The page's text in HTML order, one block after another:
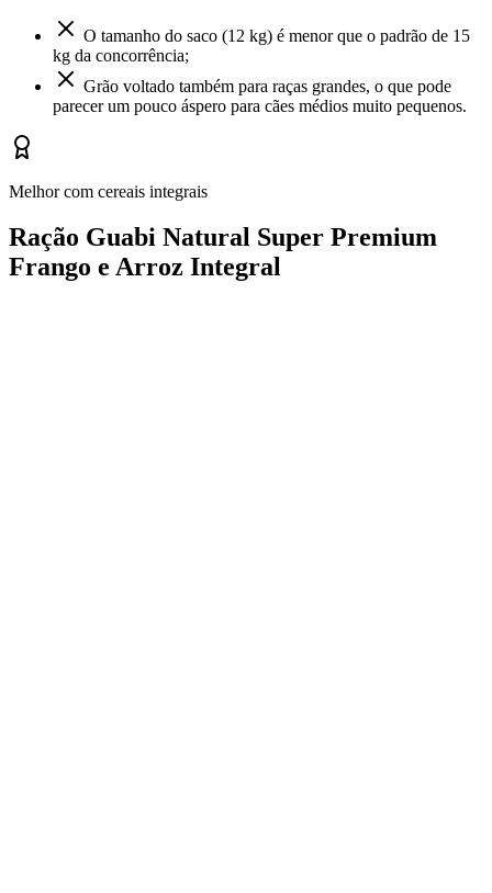
O tamanho do saco (12 kg) é menor que o padrão de 15
kg da concorrência;
Grão voltado também para raças grandes, o que pode
parecer um pouco áspero para cães médios muito pequenos.
Melhor com cereais integrais
Ração Guabi Natural Super Premium
Frango e Arroz Integral